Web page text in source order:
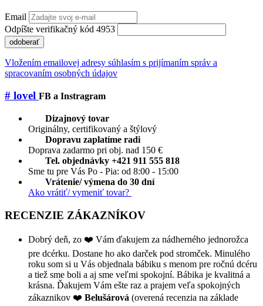
Email
Odpíšte verifikačný kód 4953
odoberať
Vložením emailovej adresy súhlasím s prijímaním správ a
spracovaním osobných údajov
# lovel FB a Instragram
Dizajnový tovar
Originálny, certifikovaný a štýlový
Dopravu zaplatíme radi
Doprava zadarmo pri obj. nad 150 €
Tel. objednávky +421 911 555 818
Sme tu pre Vás Po - Pia: od 8:00 - 15:00
Vrátenie/ výmena do 30 dní
Ako vrátiť/ vymeniť tovar?
RECENZIE ZÁKAZNÍKOV
Dobrý deň, zo ❤️ Vám ďakujem za nádherného jednorožca
pre dcérku. Dostane ho ako darček pod stromček. Minulého
roku som si u Vás objednala bábiku s menom pre ročnú dcéru
a tiež sme boli a aj sme veľmi spokojní. Bábika je kvalitná a
krásna. Ďakujem Vám ešte raz a prajem veľa spokojných
zákaznikov ❤️ Belušárová (overená recenzia na základe